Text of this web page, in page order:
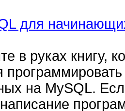
для
в руках книгу,
на MySQL.